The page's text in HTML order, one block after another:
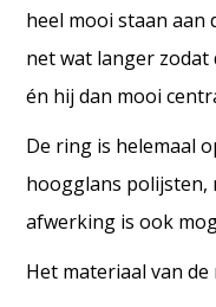
heel mooi staan aan
net wat langer
én hij dan mooi
De ring is helemaal
hoogglans polijsten,
afwerking is ook
Het materiaal van de